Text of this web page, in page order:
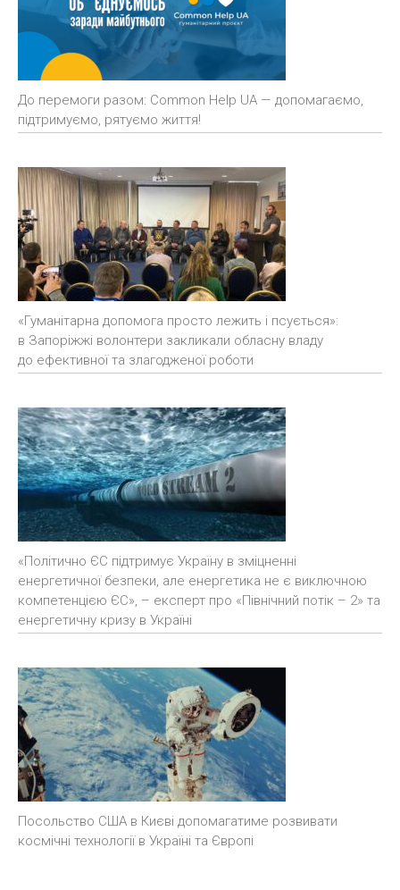
До перемоги разом: Common Help UA — допомагаємо,
підтримуємо, рятуємо життя!
«Гуманітарна допомога просто лежить і псується»:
в Запоріжжі волонтери закликали обласну владу
до ефективної та злагодженої роботи
«Політично ЄС підтримує Україну в зміцненні
енергетичної безпеки, але енергетика не є виключною
компетенцією ЄС», – експерт про «Північний потік – 2» та
енергетичну кризу в Україні
Посольство США в Києві допомагатиме розвивати
космічні технології в Україні та Європі